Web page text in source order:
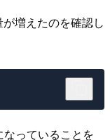
増えたのを確認し
っていることを